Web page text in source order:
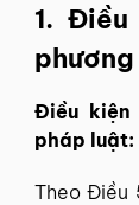
1.
Điều kiện
pháp luật:
Theo Điều